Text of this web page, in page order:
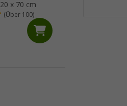
x 70 cm
(Über 100)